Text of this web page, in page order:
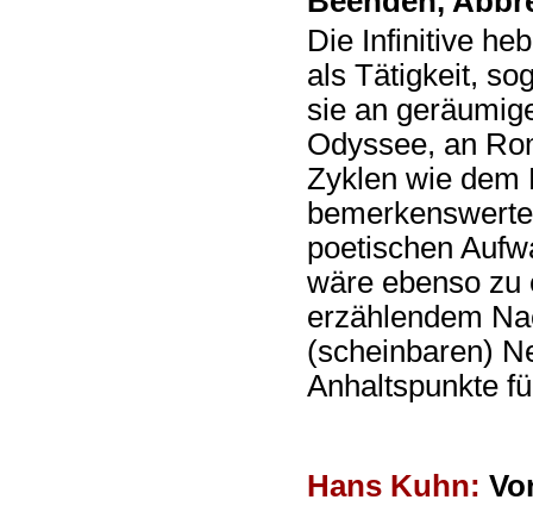
Die Infinitive
als Tätigkeit,
sie an
Odyssee, an
Zyklen wie dem
poetischen
wäre ebenso zu
erzählendem
(scheinbaren)
Anhaltspunkte
Hans Kuhn: